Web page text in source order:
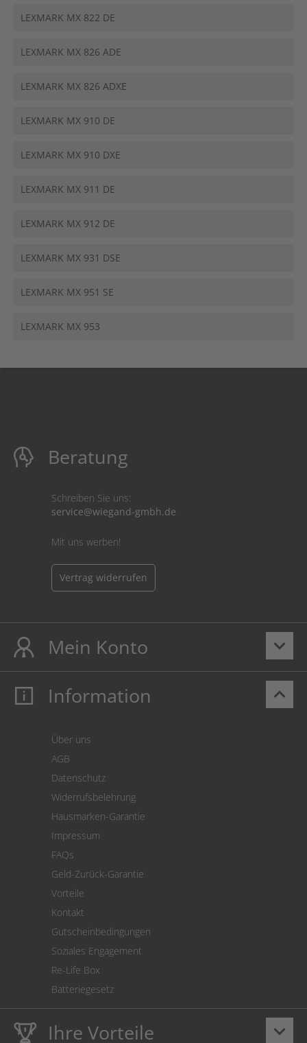
LEXMARK MX 822 DE
LEXMARK MX 826 ADE
LEXMARK MX 826 ADXE
LEXMARK MX 910 DE
LEXMARK MX 910 DXE
LEXMARK MX 911 DE
LEXMARK MX 912 DE
LEXMARK MX 931 DSE
LEXMARK MX 951 SE
LEXMARK MX 953
Beratung
Schreiben Sie uns:
service@wiegand-gmbh.de
Mit uns werben!
Vertrag widerrufen
keyboard_arrow_down
Mein Konto
Mein Konto
Cookie Einstellungen
keyboard_arrow_up
Information
Über uns
AGB
Datenschutz
Widerrufsbelehrung
Hausmarken-Garantie
Impressum
FAQs
Geld-Zurück-Garantie
Vorteile
Kontakt
Gutscheinbedingungen
Soziales Engagement
Re-Life Box
Batteriegesetz
keyboard_arrow_down
Ihre Vorteile